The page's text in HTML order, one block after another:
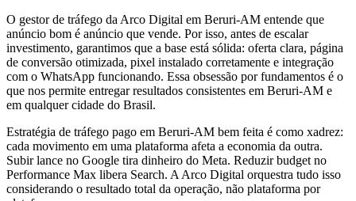
O gestor de tráfego da Arco Digital em Beruri-AM entende que
anúncio bom é anúncio que vende. Por isso, antes de escalar
investimento, garantimos que a base está sólida: oferta clara, página
de conversão otimizada, pixel instalado corretamente e integração
com o WhatsApp funcionando. Essa obsessão por fundamentos é o
que nos permite entregar resultados consistentes em Beruri-AM e
em qualquer cidade do Brasil.
Estratégia de tráfego pago em Beruri-AM bem feita é como xadrez:
cada movimento em uma plataforma afeta a economia da outra.
Subir lance no Google tira dinheiro do Meta. Reduzir budget no
Performance Max libera Search. A Arco Digital orquestra tudo isso
considerando o resultado total da operação, não plataforma por